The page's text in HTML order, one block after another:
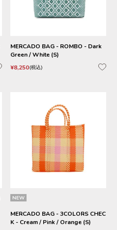
MERCADO BAG - ROMBO - Dark
Green / White (S)
¥8,250 税込
NEW
MERCADO BAG - 3COLORS CHEC
K - Cream / Pink / Orange (S)